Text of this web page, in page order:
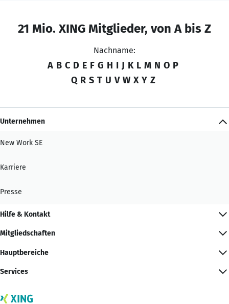
21 Mio. XING Mitglieder, von A bis Z
Nachname:
A B C D E F G H I J K L M N O P
Q R S T U V W X Y Z
Unternehmen
New Work SE
Karriere
Presse
Hilfe & Kontakt
Mitgliedschaften
Hauptbereiche
Services